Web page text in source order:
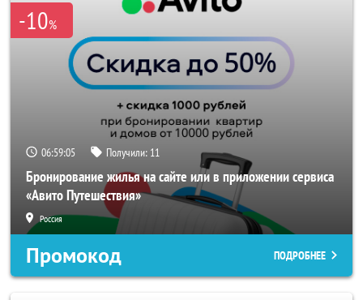
-10%
06:59:05 Получили: 11
Бронирование жилья на сайте или в приложении сервиса
«Авито Путешествия»
Россия
Промокод ПОДРОБНЕЕ